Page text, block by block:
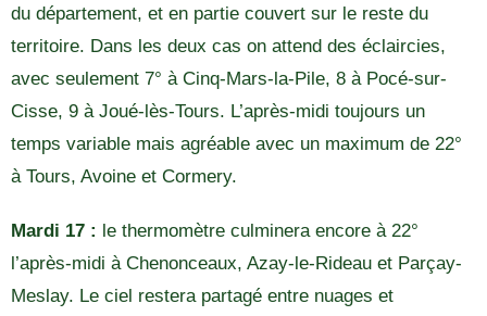
du département, et en partie couvert sur le reste du
territoire. Dans les deux cas on attend des éclaircies,
avec seulement 7° à Cinq-Mars-la-Pile, 8 à Pocé-sur-
Cisse, 9 à Joué-lès-Tours. L’après-midi toujours un
temps variable mais agréable avec un maximum de 22°
à Tours, Avoine et Cormery.
Mardi 17 : le thermomètre culminera encore à 22°
l’après-midi à Chenonceaux, Azay-le-Rideau et Parçay-
Meslay. Le ciel restera partagé entre nuages et